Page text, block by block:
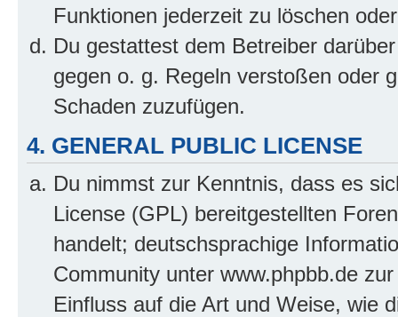
Funktionen jederzeit zu löschen
Du gestattest dem Betreiber
gegen o. g. Regeln verstoßen oder
Schaden zuzufügen.
4. GENERAL PUBLIC LICENSE
Du nimmst zur Kenntnis, dass es
License (GPL) bereitgestellten
handelt; deutschsprachige
Community unter www.phpbb.de
Einfluss auf die Art und Weise, wie